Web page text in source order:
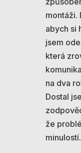
montáži.
abych si
jsem
která
na dva
Dostal
že